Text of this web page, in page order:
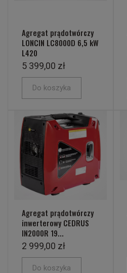
Agregat prądotwórczy
LONCIN LC8000D 6,5 kW
L420
5 399,00 zł
Do koszyka
Agregat prądotwórczy
inwerterowy CEDRUS
IN2000R 19...
2 999,00 zł
Do koszyka